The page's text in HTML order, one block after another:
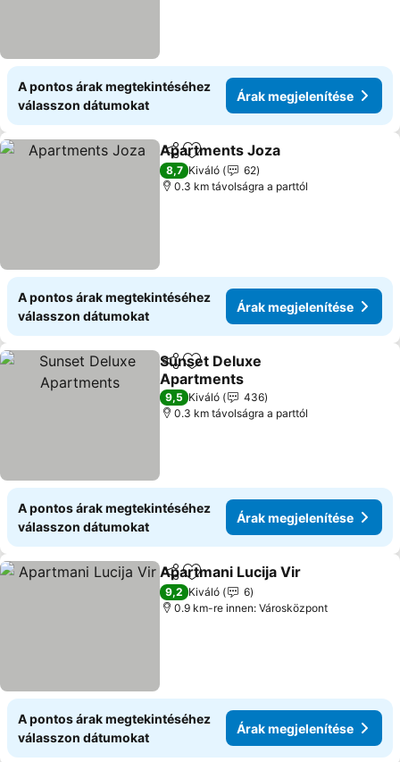
A pontos árak megtekintéséhez
válasszon dátumokat
Árak megjelenítése
Megosztás
Hozzáadás a kedvencekhez
Apartments Joza
8,7 Kiváló
62
0.3 km távolságra a parttól
A pontos árak megtekintéséhez
válasszon dátumokat
Árak megjelenítése
Megosztás
Hozzáadás a kedvencekhez
Sunset Deluxe
Apartments
9,5 Kiváló
436
0.3 km távolságra a parttól
A pontos árak megtekintéséhez
válasszon dátumokat
Árak megjelenítése
Megosztás
Hozzáadás a kedvencekhez
Apartmani Lucija Vir
9,2 Kiváló
6
0.9 km-re innen: Városközpont
A pontos árak megtekintéséhez
válasszon dátumokat
Árak megjelenítése